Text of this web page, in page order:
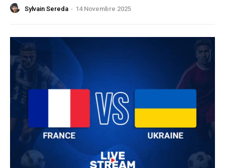
Sylvain Sereda - 14 Novembre 2025